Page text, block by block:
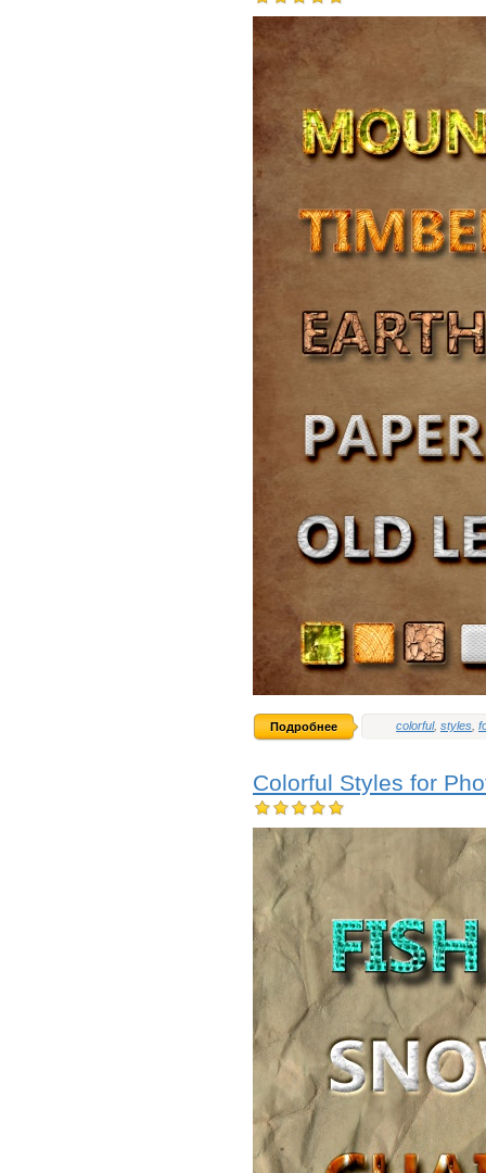
colorful, styles
Подробнее
Colorful Styles for